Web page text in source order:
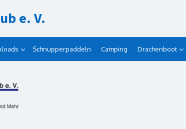
e. V.
Schnupperpaddeln Camping Drachenboot